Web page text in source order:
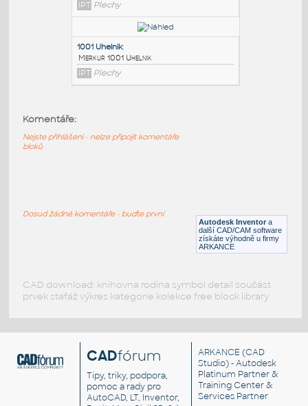
1068 Klika:
Merkur 1068 Klika
IPT Plechy
Merkur 1048 Kolo kladkove
Merkur 1001 Uhelnik
Autodesk Inventor a
další CAD/CAM software
získáte výhodně u firmy
ARKANCE
Komentáře:
Nejste přihlášeni - nelze připojit komentáře
bloků
Dosud žádné komentáře - buďte první
CAD download: knihovna rodina symbol detail součást
prvek stafáž výkres kategorie kolekce free block library
CADfórum
Tipy, triky, podpora,
pomoc a rady pro
AutoCAD, LT, Inventor,
ARKANCE (CAD
Studio) - Autodesk
Platinum Partner &
Training Center &
Services Partner